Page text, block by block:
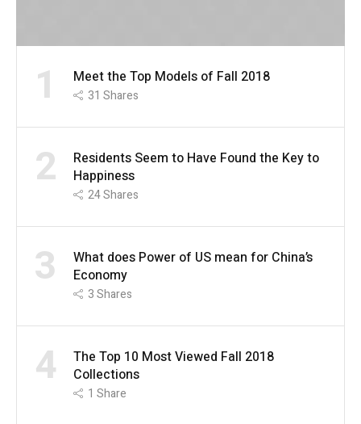
1 Meet the Top Models of Fall 2018
31 Shares
2
Residents Seem to Have Found the Key to
Happiness
24Shares
3
What does Power of US mean for China’s
Economy
3Shares
4
The Top 10 Most Viewed Fall 2018
Collections
1 Share